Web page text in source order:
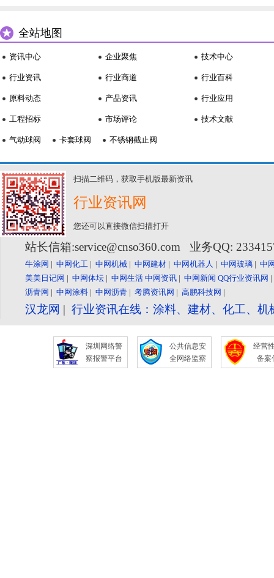
全站地图
资讯中心
行业资讯
原料动态
工程招标
企业聚焦
行业商道
产品资讯
市场评论
技术中心
行业百科
行业应用
技术文献
气动球阀 卡套球阀 不锈钢截止阀
扫描二维码，获取手机版最新资讯
行业资讯网
您还可以直接微信扫描打开
站长信箱:service@cnso360.com 业务QQ:
牛涂网 | 中网化工 | 中网机械 | 中网建材 | 中网机器人 | 中网玻璃 | 中
美美日记网 | 中网体坛 | 中网生活 中网资讯 | 中网新闻 QQ行业资讯网
沥青网 | 中网涂料 | 中网沥青 | 考腾资讯网 | 高鹏科技网 |
汉龙网 | 行业资讯在线：涂料、建材、化工、
深圳网络警
察报警平台
公共信息安
全网络监察
经营
备案